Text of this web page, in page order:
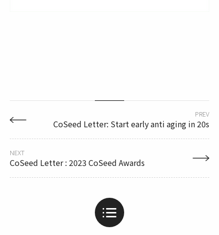
PREV
CoSeed Letter: Start early anti aging in 20s
NEXT
CoSeed Letter : 2023 CoSeed Awards